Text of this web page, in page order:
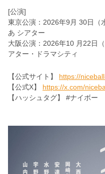
[公演]
東京公演：2026年9月 30日（
あ シアター
大阪公演：2026年10 月22日
アター・ドラマシティ
【公式サイト】 https://
【公式X】 https://x.com/
【ハッシュタグ】 #ナイボー